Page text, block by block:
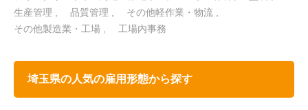
生産管理
品質管理
その他軽作業・物流
その他製造業・工場
工場内事務
埼玉県の人気の雇用形態から探す